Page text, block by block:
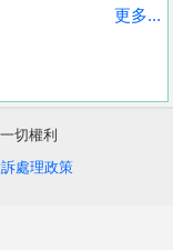
更多...
切權利
處理政策